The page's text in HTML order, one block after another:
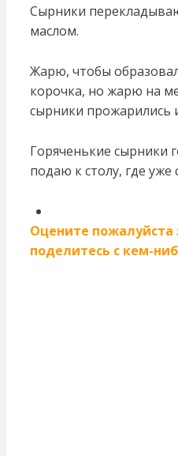
Сырники
маслом.
Жарю, чтобы
корочка, но жарю на
сырники прожарились
Горяченькие сырники
подаю к столу, где уже
Оцените пожалуйста
поделитесь с кем-